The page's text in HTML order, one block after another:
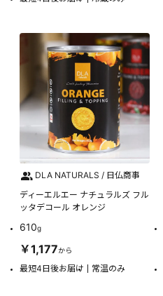
DLA NATURALS / 日仏商事
ディーエルエー ナチュラルズ フル
ッタデコール オレンジ
610g
￥1,177から
最短4日後お届け 常温のみ